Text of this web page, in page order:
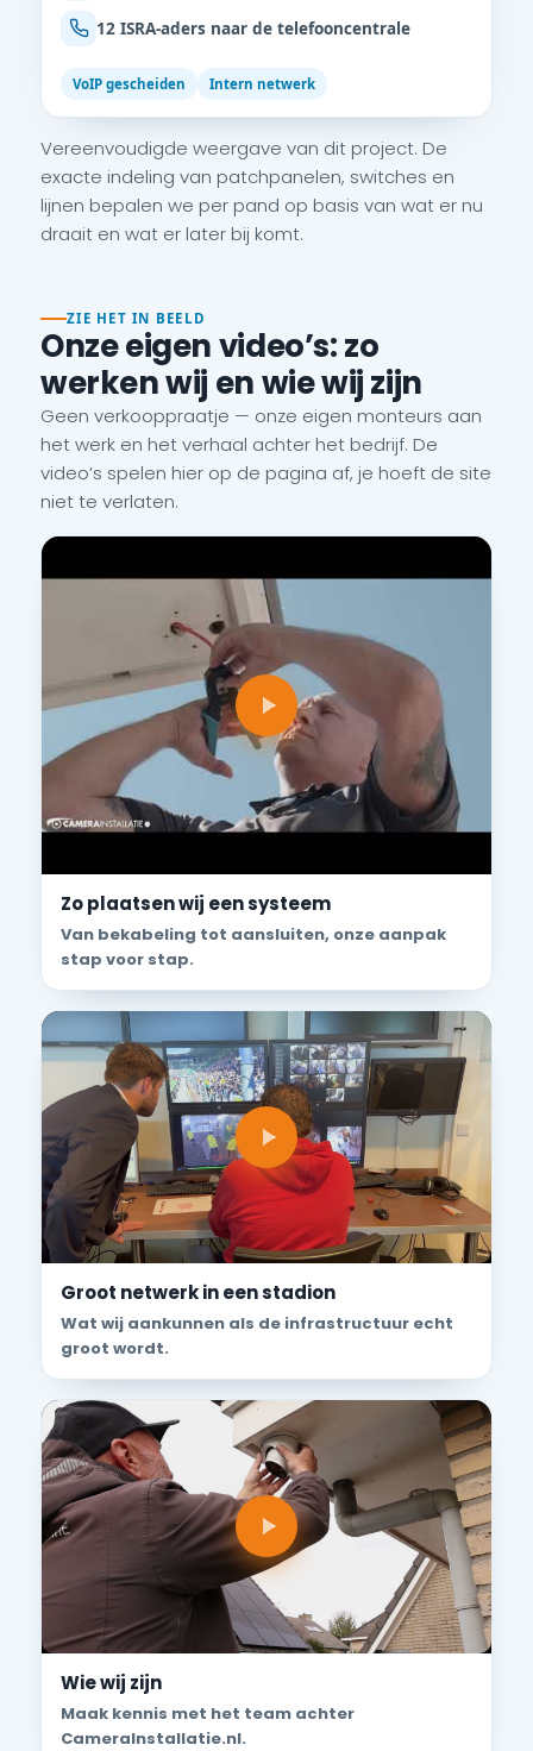
12 ISRA-aders naar de telefooncentrale
VoIP gescheiden Intern netwerk
Vereenvoudigde weergave van dit project. De
exacte indeling van patchpanelen, switches en
lijnen bepalen we per pand op basis van wat er nu
draait en wat er later bij komt.
ZIE HET IN BEELD
Onze eigen video’s: zo
werken wij en wie wij zijn
Geen verkooppraatje — onze eigen monteurs aan
het werk en het verhaal achter het bedrijf. De
video’s spelen hier op de pagina af, je hoeft de site
niet te verlaten.
Zo plaatsen wij een systeem
Van bekabeling tot aansluiten, onze aanpak
stap voor stap.
Groot netwerk in een stadion
Wat wij aankunnen als de infrastructuur echt
groot wordt.
Wie wij zijn
Maak kennis met het team achter
CameraInstallatie.nl.